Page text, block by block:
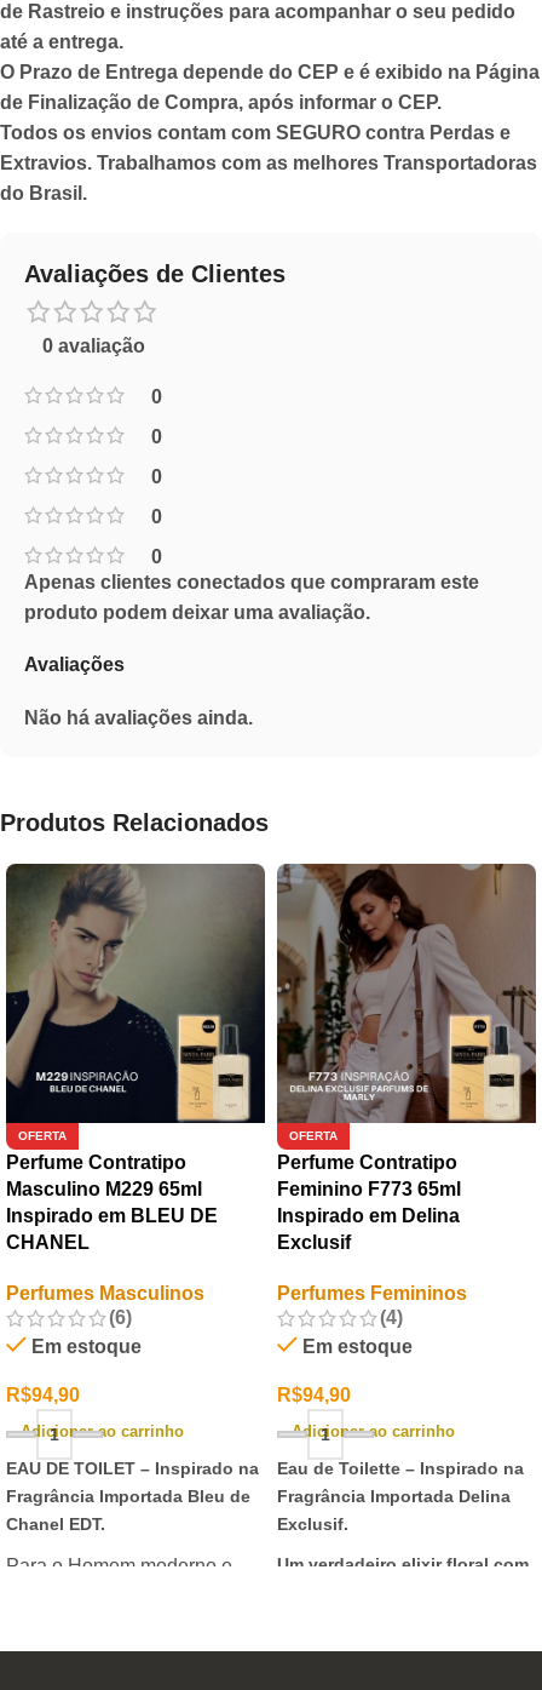
de Rastreio e instruções para acompanhar o seu pedido
até a entrega.
O Prazo de Entrega depende do CEP e é exibido na Página
de Finalização de Compra, após informar o CEP.
Todos os envios contam com SEGURO contra Perdas e
Extravios. Trabalhamos com as melhores Transportadoras
do Brasil.
Avaliações de Clientes
0 avaliação
0
0
0
0
0
Avaliações
Não há avaliações ainda.
Apenas clientes conectados que compraram este
produto podem deixar uma avaliação.
Produtos Relacionados
OFERTA
Perfume Contratipo
Masculino M229 65ml
Inspirado em BLEU DE
CHANEL
Perfumes Masculinos
(6)
Em estoque
R$94,90
Adicionar ao carrinho
EAU DE TOILET – Inspirado na
Fragrância Importada Bleu de
Chanel EDT.
Para o Homem moderno e
inovar sempre, provocando
OFERTA
Perfume Contratipo
Feminino F773 65ml
Inspirado em Delina
Exclusif
Perfumes Femininos
(4)
Em estoque
R$94,90
Adicionar ao carrinho
Eau de Toilette – Inspirado na
Fragrância Importada Delina
Exclusif.
Um verdadeiro elixir floral com